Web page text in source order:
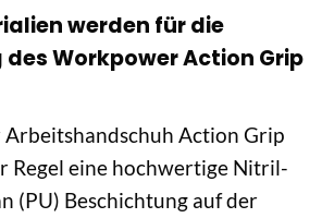
werden für die
Workpower Action Grip
Action Grip
Regel eine hochwertige Nitril-
(PU) Beschichtung auf der